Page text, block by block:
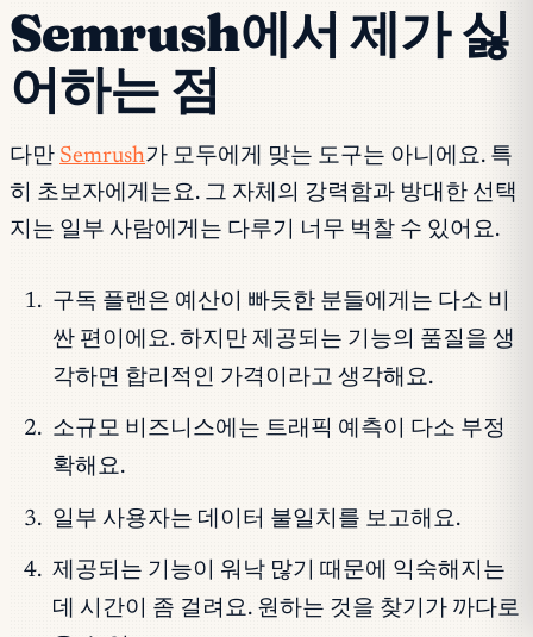
Semrush에서 제가 싫
어하는 점
다만 Semrush가 모두에게 맞는 도구는 아니에요. 특
히 초보자에게는요. 그 자체의 강력함과 방대한 선택
지는 일부 사람에게는 다루기 너무 벅찰 수 있어요.
구독 플랜은 예산이 빠듯한 분들에게는 다소 비
싼 편이에요. 하지만 제공되는 기능의 품질을 생
각하면 합리적인 가격이라고 생각해요.
소규모 비즈니스에는 트래픽 예측이 다소 부정
확해요.
일부 사용자는 데이터 불일치를 보고해요.
제공되는 기능이 워낙 많기 때문에 익숙해지는
데 시간이 좀 걸려요. 원하는 것을 찾기가 까다로